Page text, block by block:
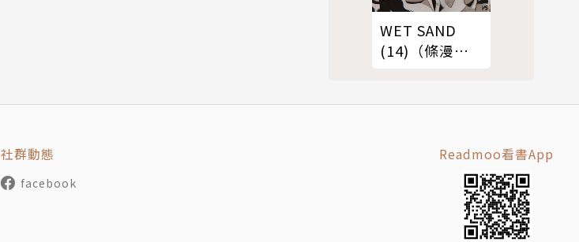
WET SAND
(14)（條漫
社群動態
facebook
Readmoo看書App